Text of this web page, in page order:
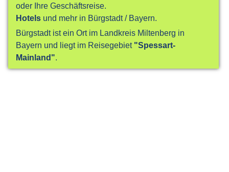
oder Ihre Geschäftsreise.
Hotels und mehr in Bürgstadt / Bayern.
Bürgstadt ist ein Ort im Landkreis Miltenberg in
Bayern und liegt im Reisegebiet "Spessart-
Mainland"